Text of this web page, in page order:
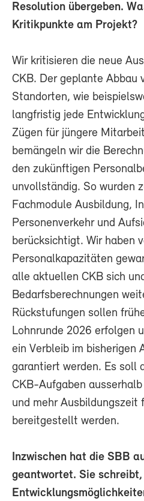
Resolution übergeben.
Kritikpunkte am Projekt?
Wir kritisieren die neue
CKB. Der geplante Abbau
Standorten, wie
langfristig jede
Zügen für jüngere
bemängeln wir die
den zukünftigen
unvollständig. So wurden
Fachmodule Ausbildung,
Personenverkehr und
berücksichtigt. Wir haben
Personalkapazitäten
alle aktuellen CKB sich
Bedarfsberechnungen
Rückstufungen sollen
Lohnrunde 2026 erfolgen
ein Verbleib im bisherigen
garantiert werden. Es soll
CKB-Aufgaben
und mehr Ausbildungszeit
bereitgestellt werden.
Inzwischen hat die SBB
geantwortet. Sie